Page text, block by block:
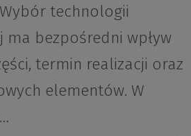
technologii
ma bezpośredni wpływ
termin realizacji oraz
elementów. W